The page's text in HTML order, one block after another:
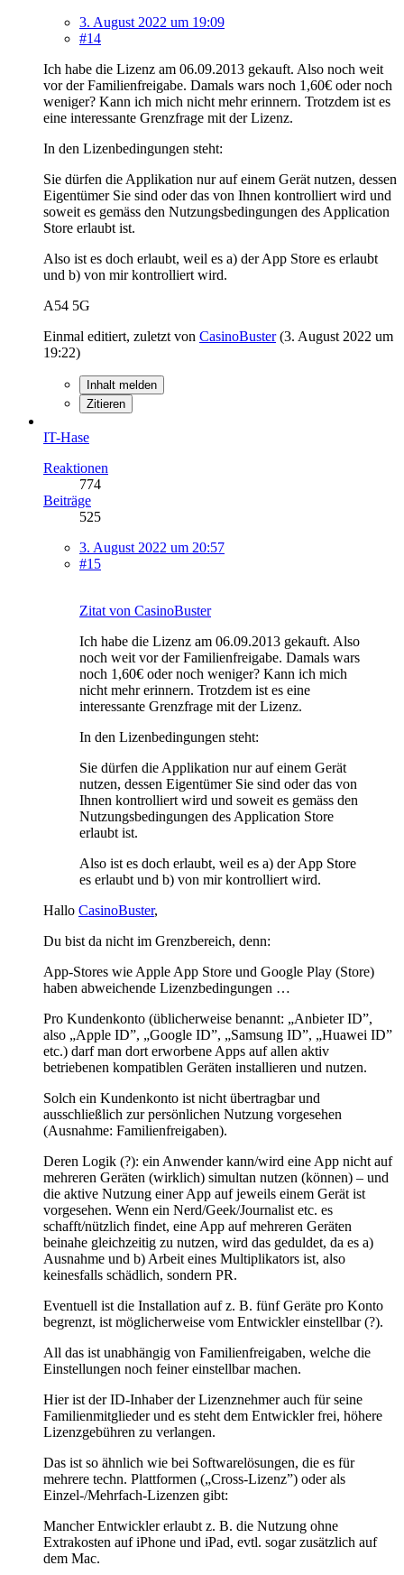
3. August 2022 um 19:09
#14
Ich habe die Lizenz am 06.09.2013 gekauft. Also noch weit
vor der Familienfreigabe. Damals wars noch 1,60€ oder noch
weniger? Kann ich mich nicht mehr erinnern. Trotzdem ist es
eine interessante Grenzfrage mit der Lizenz.
In den Lizenbedingungen steht:
Sie dürfen die Applikation nur auf einem Gerät nutzen, dessen
Eigentümer Sie sind oder das von Ihnen kontrolliert wird und
soweit es gemäss den Nutzungsbedingungen des Application
Store erlaubt ist.
Also ist es doch erlaubt, weil es a) der App Store es erlaubt
und b) von mir kontrolliert wird.
A54 5G
Einmal editiert, zuletzt von CasinoBuster(3. August 2022 um
19:22)
Inhalt melden
Zitieren
IT-Hase
Reaktionen
774
Beiträge
525
3. August 2022 um 20:57
#15
Zitat von CasinoBuster
Ich habe die Lizenz am 06.09.2013 gekauft. Also
noch weit vor der Familienfreigabe. Damals wars
noch 1,60€ oder noch weniger? Kann ich mich
nicht mehr erinnern. Trotzdem ist es eine
interessante Grenzfrage mit der Lizenz.
In den Lizenbedingungen steht:
Sie dürfen die Applikation nur auf einem Gerät
nutzen, dessen Eigentümer Sie sind oder das von
Ihnen kontrolliert wird und soweit es gemäss den
Nutzungsbedingungen des Application Store
erlaubt ist.
Also ist es doch erlaubt, weil es a) der App Store
es erlaubt und b) von mir kontrolliert wird.
Hallo CasinoBuster,
Du bist da nicht im Grenzbereich, denn:
App-Stores wie Apple App Store und Google Play (Store)
haben abweichende Lizenzbedingungen …
Pro Kundenkonto (üblicherweise benannt: „Anbieter ID”,
also „Apple ID”, „Google ID”, „Samsung ID”, „Huawei ID”
etc.) darf man dort erworbene Apps auf allen aktiv
betriebenen kompatiblen Geräten installieren und nutzen.
Solch ein Kundenkonto ist nicht übertragbar und
ausschließlich zur persönlichen Nutzung vorgesehen
(Ausnahme: Familienfreigaben).
Deren Logik (?): ein Anwender kann/wird eine App nicht auf
mehreren Geräten (wirklich) simultan nutzen (können) – und
die aktive Nutzung einer App auf jeweils einem Gerät ist
vorgesehen. Wenn ein Nerd/Geek/Journalist etc. es
schafft/nützlich findet, eine App auf mehreren Geräten
beinahe gleichzeitig zu nutzen, wird das geduldet, da es a)
Ausnahme und b) Arbeit eines Multiplikators ist, also
keinesfalls schädlich, sondern PR.
Eventuell ist die Installation auf z. B. fünf Geräte pro Konto
begrenzt, ist möglicherweise vom Entwickler einstellbar (?).
All das ist unabhängig von Familienfreigaben, welche die
Einstellungen noch feiner einstellbar machen.
Hier ist der ID-Inhaber der Lizenznehmer auch für seine
Familienmitglieder und es steht dem Entwickler frei, höhere
Lizenzgebühren zu verlangen.
Das ist so ähnlich wie bei Softwarelösungen, die es für
mehrere techn. Plattformen („Cross-Lizenz”) oder als
Einzel-/Mehrfach-Lizenzen gibt:
Mancher Entwickler erlaubt z. B. die Nutzung ohne
Extrakosten auf iPhone und iPad, evtl. sogar zusätzlich auf
dem Mac.